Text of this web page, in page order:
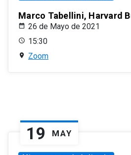
Marco Tabellini, Harvard
26 de Mayo de 2021
15:30
Zoom
19 MAY